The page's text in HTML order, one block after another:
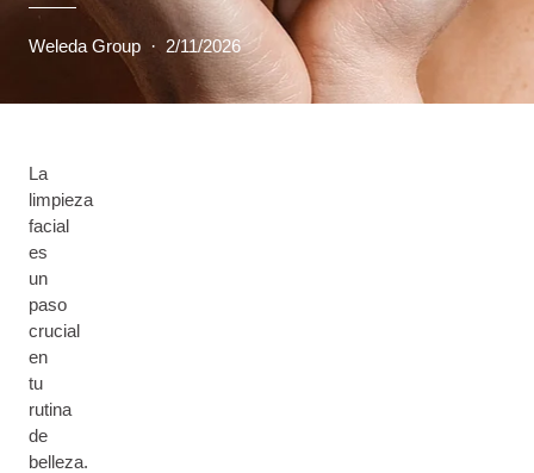
Weleda Group · 2/11/2026
La
limpieza
facial
es
un
paso
crucial
en
tu
rutina
de
belleza.